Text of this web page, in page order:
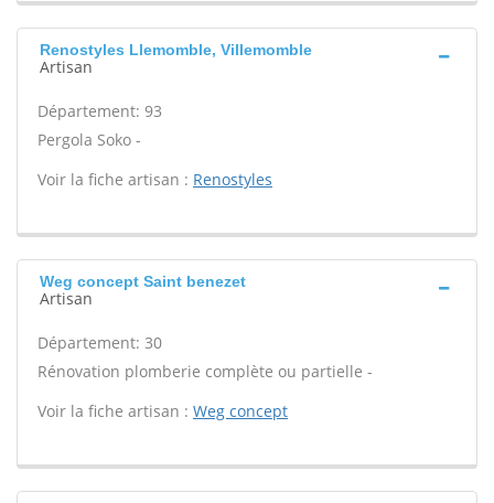
Renostyles Llemomble, Villemomble
Artisan
Département: 93
Pergola Soko -
Voir la fiche artisan : Renostyles
Weg concept Saint benezet
Artisan
Département: 30
Rénovation plomberie complète ou partielle -
Voir la fiche artisan : Weg concept